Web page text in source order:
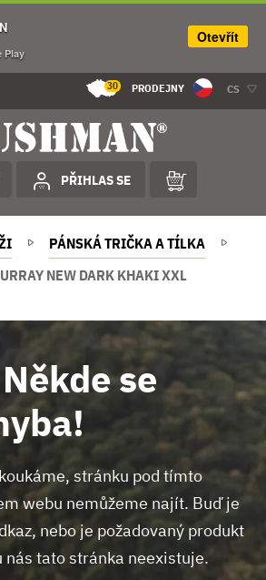
30 PRODEJNY CS
PŘIHLAS SE
PÁNSKÁ TRIČKA A TÍLKA
NEW DARK KHAKI XXL
se
stránku pod tímto
webu nemůžeme najít. Buď je
nebo je požadovaný produkt
nás tato stránka neexistuje.
Play
Otevřít